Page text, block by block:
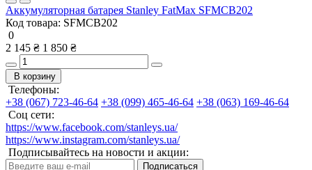
Аккумуляторная батарея Stanley FatMax SFMCB202
Код товара: SFMCB202
0
2 145 ₴ 1 850 ₴
В корзину
Телефоны:
+38 (067) 723-46-64 +38 (099) 465-46-64 +38 (063) 169-46-64
Соц сети:
https://www.facebook.com/stanleys.ua/
https://www.instagram.com/stanleys.ua/
Подписывайтесь на новости и акции:
Подписаться